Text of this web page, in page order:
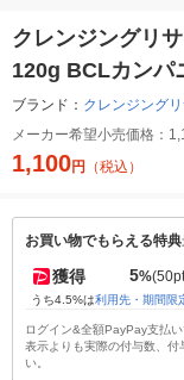
クレンジングリ
120g BCLカン
ブランド： クレンジング
メーカー希望小売価格：
1,100円 （税込）
お買い物でもらえる特典
獲得 5%
うち4.5%は利用先・期間限
ログイン&全額PayPay支払
表示よりも実際の付与数、付
い。